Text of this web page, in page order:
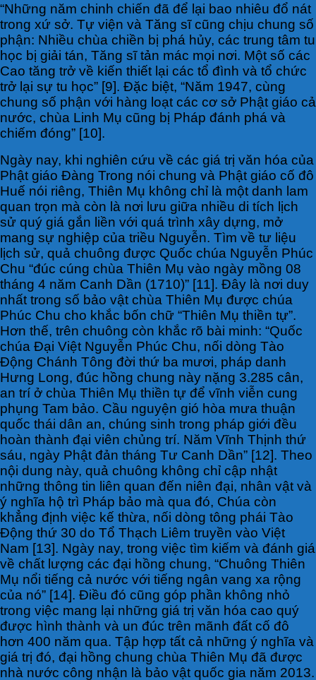
“Những năm chinh chiến đã để lại bao nhiêu đổ nát
trong xứ sở. Tự viện và Tăng sĩ cũng chịu chung số
phận: Nhiều chùa chiền bị phá hủy, các trung tâm tu
học bị giải tán, Tăng sĩ tản mác mọi nơi. Một số các
Cao tăng trở về kiến thiết lại các tổ đình và tổ chức
trở lại sự tu học” [9]. Đặc biệt, “Năm 1947, cùng
chung số phận với hàng loạt các cơ sở Phật giáo cả
nước, chùa Linh Mụ cũng bị Pháp đánh phá và
chiếm đóng” [10].
Ngày nay, khi nghiên cứu về các giá trị văn hóa của
Phật giáo Đàng Trong nói chung và Phật giáo cố đô
Huế nói riêng, Thiên Mụ không chỉ là một danh lam
quan trọn mà còn là nơi lưu giữa nhiều di tích lịch
sử quý giá gắn liền với quá trình xây dựng, mở
mang sự nghiệp của triều Nguyễn. Tìm về tư liệu
lịch sử, quả chuông được Quốc chúa Nguyễn Phúc
Chu “đúc cúng chùa Thiên Mụ vào ngày mồng 08
tháng 4 năm Canh Dần (1710)” [11]. Đây là nơi duy
nhất trong số bảo vật chùa Thiên Mụ được chúa
Phúc Chu cho khắc bốn chữ “Thiên Mụ thiền tự”.
Hơn thế, trên chuông còn khắc rõ bài minh: “Quốc
chúa Ðại Việt Nguyễn Phúc Chu, nối dòng Tào
Ðộng Chánh Tông đời thứ ba mươi, pháp danh
Hưng Long, đúc hồng chung này nặng 3.285 cân,
an trí ở chùa Thiên Mụ thiền tự để vĩnh viễn cung
phụng Tam bảo. Cầu nguyện gió hòa mưa thuận
quốc thái dân an, chúng sinh trong pháp giới đều
hoàn thành đại viên chủng trí. Năm Vĩnh Thịnh thứ
sáu, ngày Phật đản tháng Tư Canh Dần” [12]. Theo
nội dung này, quả chuông không chỉ cập nhật
những thông tin liên quan đến niên đại, nhân vật và
ý nghĩa hộ trì Pháp bảo mà qua đó, Chúa còn
khẳng định việc kế thừa, nối dòng tông phái Tào
Động thứ 30 do Tổ Thạch Liêm truyền vào Việt
Nam [13]. Ngày nay, trong việc tìm kiếm và đánh giá
về chất lượng các đại hồng chung, “Chuông Thiên
Mụ nổi tiếng cả nước với tiếng ngân vang xa rộng
của nó” [14]. Điều đó cũng góp phần không nhỏ
trong việc mang lại những giá trị văn hóa cao quý
được hình thành và un đúc trên mãnh đất cố đô
hơn 400 năm qua. Tập hợp tất cả những ý nghĩa và
giá trị đó, đại hồng chung chùa Thiên Mụ đã được
nhà nước công nhận là bảo vật quốc gia năm 2013.